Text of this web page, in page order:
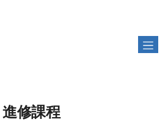
進修課程